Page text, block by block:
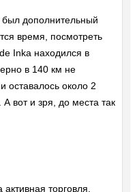
дополнительный
время, посмотреть
Inka находился в
в 140 км не
оставалось около 2
вот и зря, до места так
торговля,